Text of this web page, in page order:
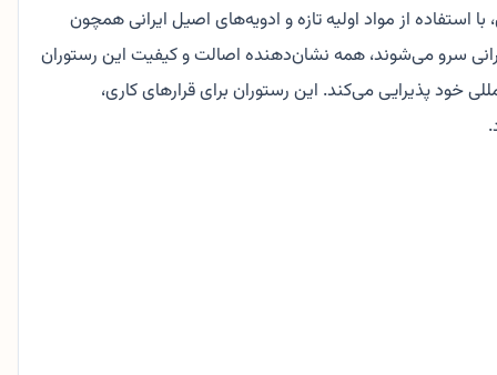
از مواد اولیه تازه و ادویه‌های اصیل ایرانی همچون
سرو می‌شوند، همه نشان‌دهنده اصالت و کیفیت این رستوران
خود پذیرایی می‌کند. این رستوران برای قرارهای کاری،